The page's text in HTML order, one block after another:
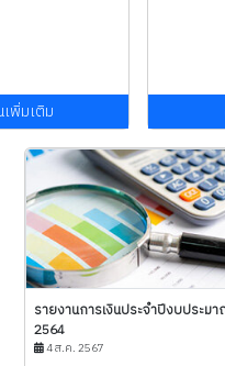
พิ่มเติม
รายงานการเงินประจำปีงบประม
2564
4 ส.ค. 2567